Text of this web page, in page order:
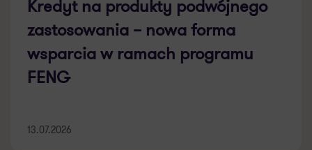
Kredyt na produkty podwójnego
zastosowania – nowa forma
wsparcia w ramach programu
FENG
13.07.2026